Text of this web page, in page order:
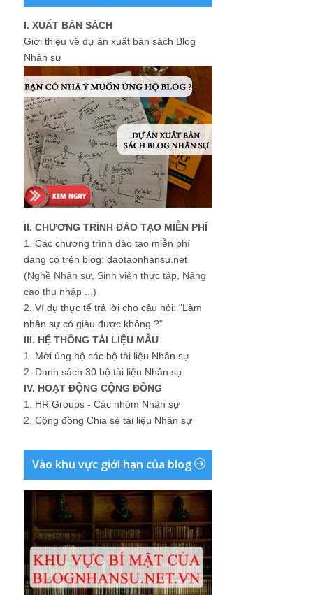
I. XUẤT BẢN SÁCH
Giới thiệu về dự án xuất bản sách Blog
Nhân sự
II. CHƯƠNG TRÌNH ĐÀO TẠO MIỄN PHÍ
1. Các chương trình đào tạo miễn phí
đang có trên blog: daotaonhansu.net
(Nghề Nhân sự, Sinh viên thực tập, Nâng
cao thu nhập ...)
2. Ví dụ thực tế trả lời cho câu hỏi: "Làm
nhân sự có giàu được không ?"
III. HỆ THỐNG TÀI LIỆU MẪU
1. Mời ủng hộ các bộ tài liệu Nhân sự
2. Danh sách 30 bộ tài liệu Nhân sự
IV. HOẠT ĐỘNG CỘNG ĐỒNG
1. HR Groups - Các nhóm Nhân sự
2. Cộng đồng Chia sẻ tài liệu Nhân sự
Vào khu vực giới hạn của blog